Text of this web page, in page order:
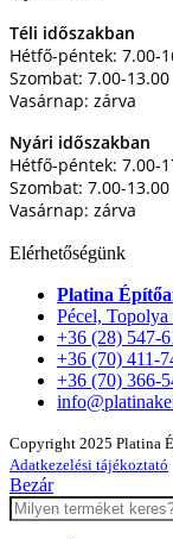
Téli időszakban
Hétfő-péntek: 7.00-
Szombat: 7.00-13.00
Vasárnap: zárva
Nyári időszakban
Hétfő-péntek: 7.00-
Szombat: 7.00-13.00
Vasárnap: zárva
Elérhetőségünk
Platina
Pécel, Topolya
+36 (28) 547-
+36 (70) 411-
+36 (70) 366-
Copyright 2025 Platina
Adatkezelési tájékoztató
Bezár